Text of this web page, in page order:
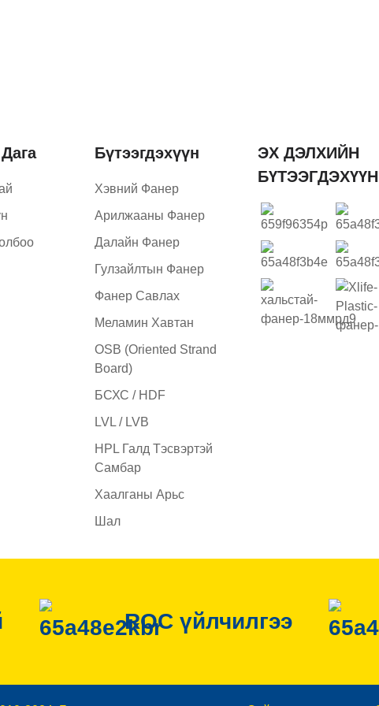
Бүтээгдэхүүн
Хэвний Фанер
Арилжааны Фанер
Далайн Фанер
Гулзайлтын Фанер
Фанер Савлах
Меламин Хавтан
OSB (Oriented Strand
Board)
БСХС / HDF
LVL / LVB
HPL Галд Тэсвэртэй
Самбар
Хаалганы Арьс
Шал
ЭХ ДЭЛХИЙН
БҮТЭЭГДЭХҮҮН
ROC үйлчилгээ